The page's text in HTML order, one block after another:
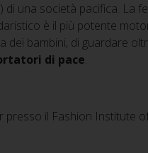
di una società pacifica. La
è il più potente
dei bambini, di guardare
di pace.
presso il Fashion Institute